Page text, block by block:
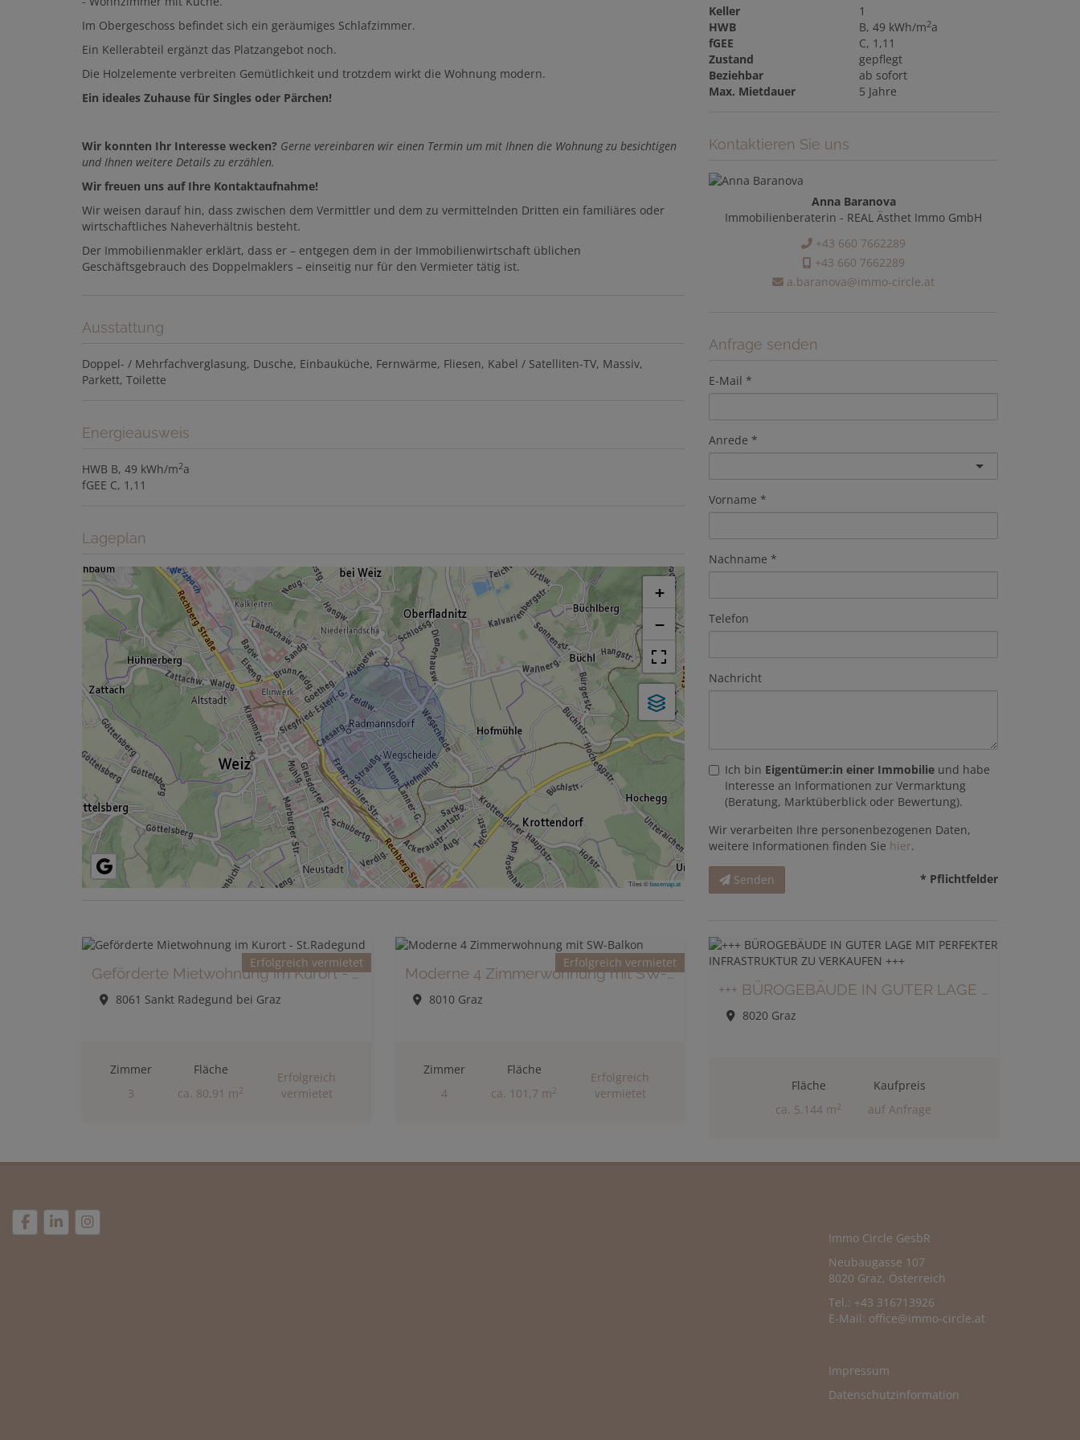
Im Obergeschoss befindet sich ein geräumiges Schlafzimmer.
Ein Kellerabteil ergänzt das Platzangebot noch.
Die Holzelemente verbreiten Gemütlichkeit und trotzdem wirkt die Wohnung modern.
Ein ideales Zuhause für Singles oder Pärchen!
Wir konnten Ihr Interesse wecken? Gerne vereinbaren wir einen Termin um mit Ihnen die Wohnung zu besichtigen
und Ihnen weitere Details zu erzählen.
Wir freuen uns auf Ihre Kontaktaufnahme!
Wir weisen darauf hin, dass zwischen dem Vermittler und dem zu vermittelnden Dritten ein familiäres oder
wirtschaftliches Naheverhältnis besteht.
Der Immobilienmakler erklärt, dass er – entgegen dem in der Immobilienwirtschaft üblichen
Geschäftsgebrauch des Doppelmaklers – einseitig nur für den Vermieter tätig ist.
Ausstattung
Doppel- / Mehrfachverglasung Dusche Einbauküche Fernwärme Fliesen Kabel / Satelliten-TV Massiv
Parkett Toilette
Energieausweis
HWB B, 49 kWh/m2a
fGEE C, 1,11
Lageplan
+
−
Tiles ©basemap.at
Keller
1
HWB
B, 49 kWh/m2a
fGEE
C, 1,11
Zustand
gepflegt
Beziehbar
ab sofort
Max. Mietdauer
5 Jahre
Kontaktieren Sie uns
Anna Baranova
Immobilienberaterin - REAL Ästhet Immo GmbH
+43 660 7662289
+43 660 7662289
a.baranova@immo-circle.at
Anfrage senden
E-Mail
Anrede
Vorname
Nachname
Telefon
Nachricht
Ich bin Eigentümer:in einer Immobilie und habe
Interesse an Informationen zur Vermarktung
(Beratung, Marktüberblick oder Bewertung).
Wir verarbeiten Ihre personenbezogenen Daten,
weitere Informationen finden Sie hier.
Senden * Pflichtfelder
Erfolgreich vermietet
Geförderte Mietwohnung im Kurort - St.Radegund
8061 Sankt Radegund bei Graz
Zimmer
3
Fläche
ca. 80,91 m2
Erfolgreich
vermietet
Erfolgreich vermietet
Moderne 4 Zimmerwohnung mit SW-Balkon
8010 Graz
Zimmer
4
Fläche
ca. 101,7 m2
Erfolgreich
vermietet
+++ BÜROGEBÄUDE IN GUTER LAGE MIT PERFEKTER INFRASTRUKTUR ZU VERKAUFEN +++
8020 Graz
Fläche
ca. 5.144 m2
Kaufpreis
auf Anfrage
Immo Circle GesbR
Neubaugasse 107
8020 Graz, Österreich
Tel.: +43 316713926
E-Mail: office@immo-circle.at
Impressum
Datenschutzinformation